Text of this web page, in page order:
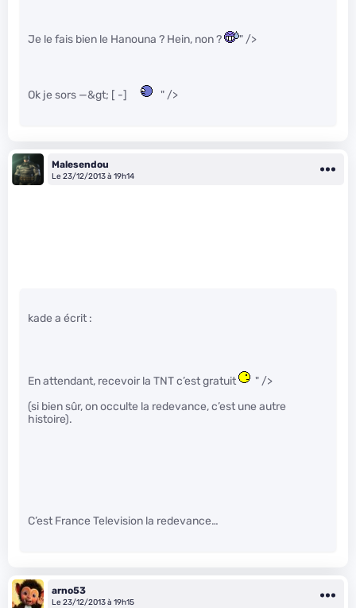
Je le fais bien le Hanouna ? Hein, non ? " />
Ok je sors —&gt; [ -] " />
Malesendou
Le 23/12/2013 à 19h14
kade a écrit :
En attendant, recevoir la TNT c’est gratuit
" />
(si bien sûr, on occulte la redevance, c’est une autre
histoire).
C’est France Television la redevance…
arno53
Le 23/12/2013 à 19h15